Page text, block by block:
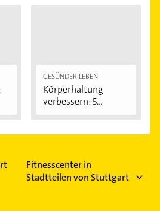
GESÜNDER LEBEN
Körperhaltung
verbessern: 5
Fitnesscenter in
Stadtteilen von Stuttgart